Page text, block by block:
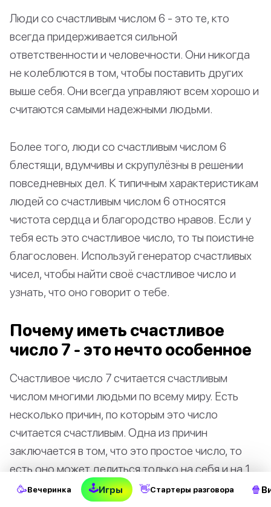
Люди со счастливым числом 6 - это те, кто
всегда придерживается сильной
ответственности и человечности. Они никогда
не колеблются в том, чтобы поставить других
выше себя. Они всегда управляют всем хорошо и
считаются самыми надежными людьми.
Более того, люди со счастливым числом 6
блестящи, вдумчивы и скрупулёзны в решении
повседневных дел. К типичным характеристикам
людей со счастливым числом 6 относятся
чистота сердца и благородство нравов. Если у
тебя есть это счастливое число, то ты поистине
благословен. Используй генератор счастливых
чисел, чтобы найти своё счастливое число и
узнать, что оно говорит о тебе.
Почему иметь счастливое
число 7 - это нечто особенное
Счастливое число 7 считается счастливым
числом многими людьми по всему миру. Есть
несколько причин, по которым это число
считается счастливым. Одна из причин
заключается в том, что это простое число, то
есть оно может делиться только на себя и на 1.
Это делает его очень особенным и уникальным
🥳Вечеринка 🕹Игры 👋Стартеры разговора 🍿